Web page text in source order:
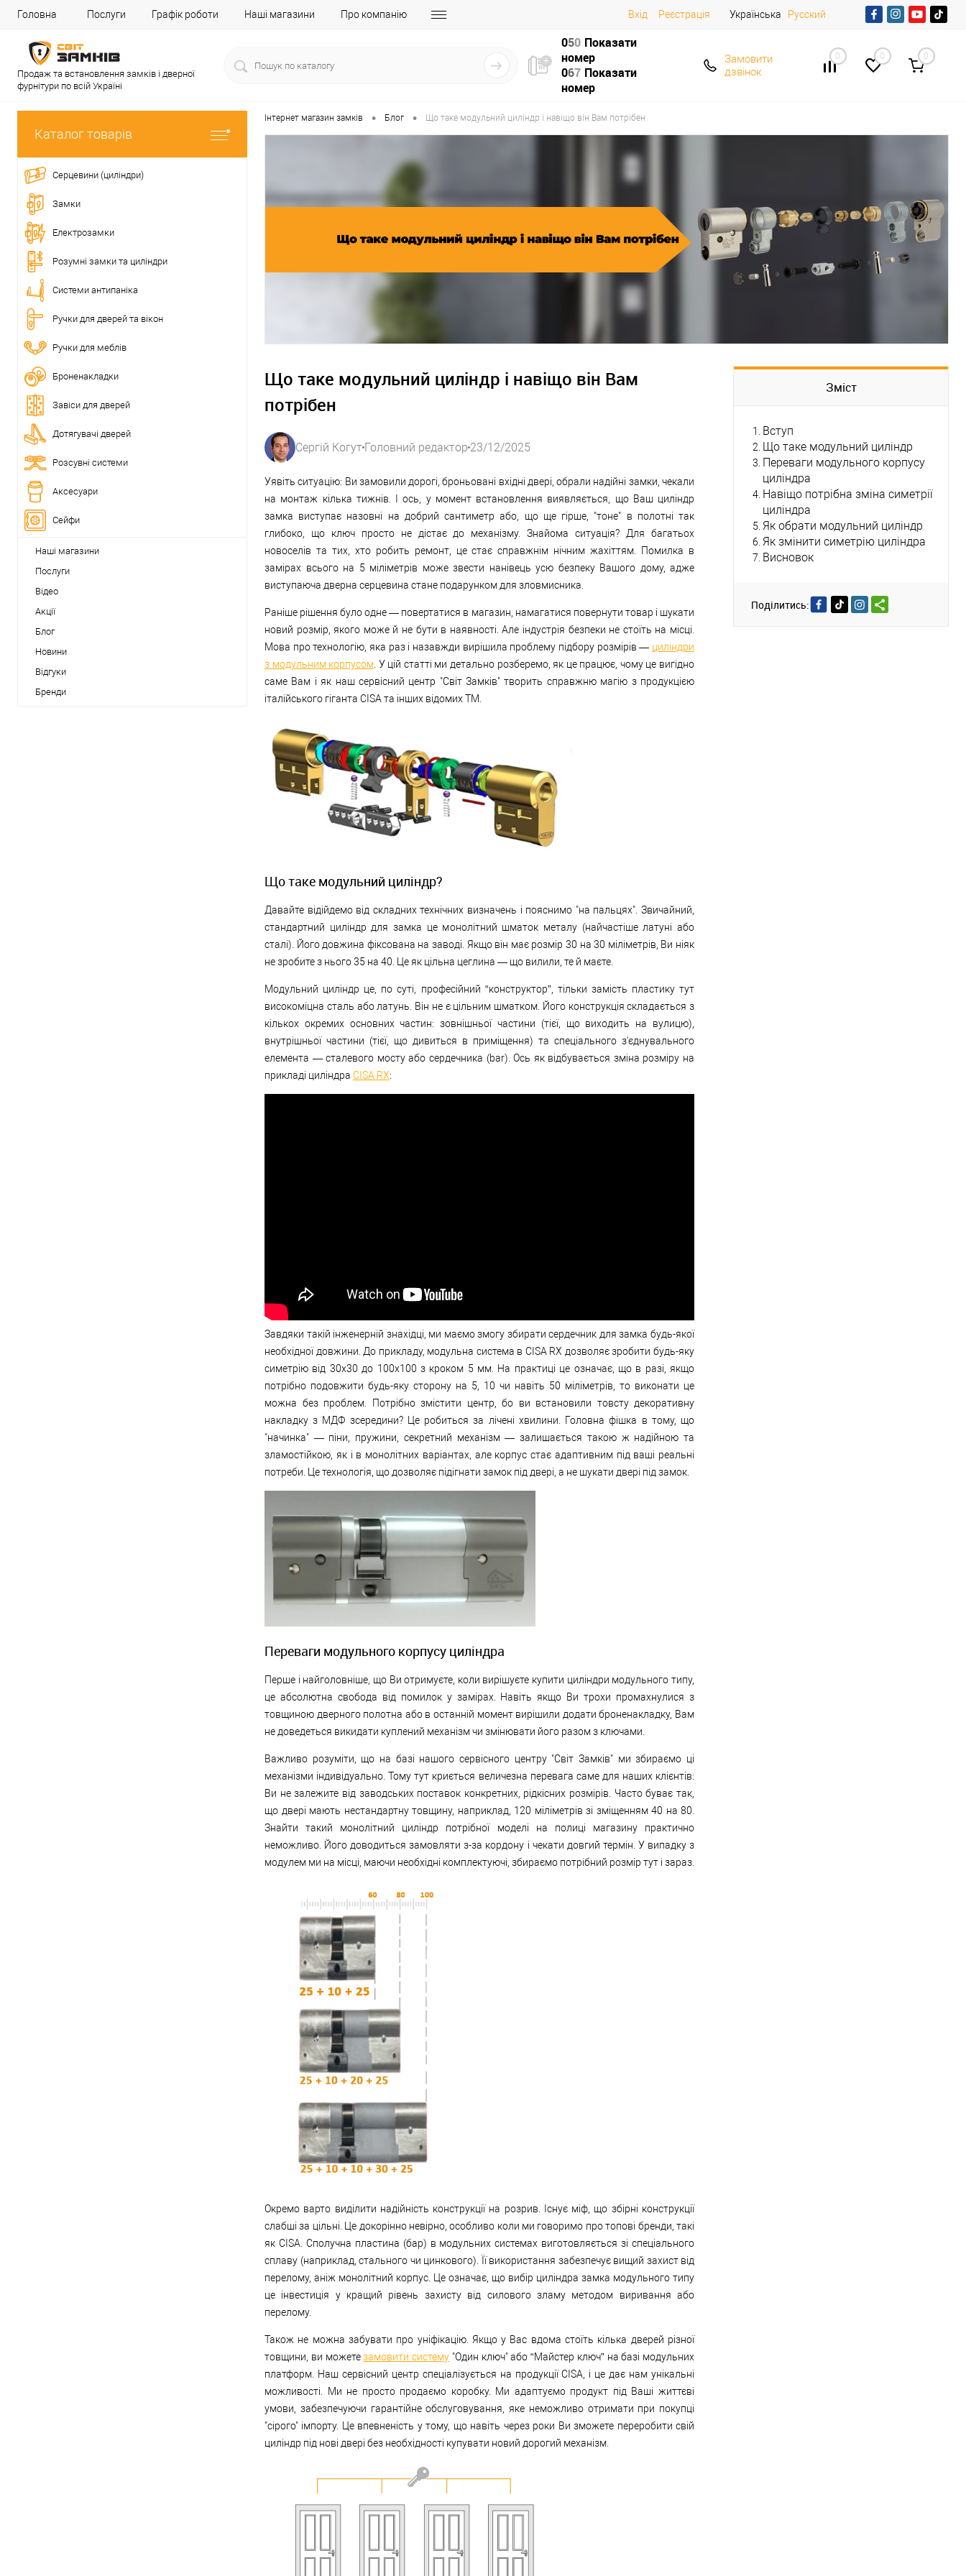
Головна Послуги Графік роботи Наші магазини Про компанію Вхід Реєстрація Українська Русский
Продаж та встановлення замків і дверної
фурнітури по всій Україні
050 Показати
номер
067 Показати
номер
Замовити
дзвінок
0 0 0
Каталог товарів
Серцевини (циліндри)
Замки
Електрозамки
Розумні замки та циліндри
Системи антипаніка
Ручки для дверей та вікон
Ручки для меблів
Броненакладки
Завіси для дверей
Дотягувачі дверей
Розсувні системи
Аксесуари
Сейфи
Наші магазини
Послуги
Відео
Акції
Блог
Новини
Відгуки
Бренди
Інтернет магазин замків • Блог • Що таке модульний циліндр і навіщо він Вам потрібен
Що таке модульний циліндр і навіщо він Вам
потрібен
Сергій Когут Головний редактор 23/12/2025
Уявіть ситуацію: Ви замовили дорогі, броньовані вхідні двері, обрали надійні замки, чекали
на монтаж кілька тижнів. І ось, у момент встановлення виявляється, що Ваш циліндр
замка виступає назовні на добрий сантиметр або, що ще гірше, "тоне" в полотні так
глибоко, що ключ просто не дістає до механізму. Знайома ситуація? Для багатьох
новоселів та тих, хто робить ремонт, це стає справжнім нічним жахіттям. Помилка в
замірах всього на 5 міліметрів може звести нанівець усю безпеку Вашого дому, адже
виступаюча дверна серцевина стане подарунком для зловмисника.
Раніше рішення було одне — повертатися в магазин, намагатися повернути товар і шукати
новий розмір, якого може й не бути в наявності. Але індустрія безпеки не стоїть на місці.
Мова про технологію, яка раз і назавжди вирішила проблему підбору розмірів — циліндри
з модульним корпусом. У цій статті ми детально розберемо, як це працює, чому це вигідно
саме Вам і як наш сервісний центр "Світ Замків" творить справжню магію з продукцією
італійського гіганта CISA та інших відомих ТМ.
Що таке модульний циліндр?
Давайте відійдемо від складних технічних визначень і пояснимо "на пальцях". Звичайний,
стандартний циліндр для замка це монолітний шматок металу (найчастіше латуні або
сталі). Його довжина фіксована на заводі. Якщо він має розмір 30 на 30 міліметрів, Ви ніяк
не зробите з нього 35 на 40. Це як цільна цеглина — що вилили, те й маєте.
Модульний циліндр це, по суті, професійний “конструктор”, тільки замість пластику тут
високоміцна сталь або латунь. Він не є цільним шматком. Його конструкція складається з
кількох окремих основних частин: зовнішньої частини (тієї, що виходить на вулицю),
внутрішньої частини (тієї, що дивиться в приміщення) та спеціального з'єднувального
елемента — сталевого мосту або сердечника (bar). Ось як відбувається зміна розміру на
прикладі циліндра CISA RX:
Завдяки такій інженерній знахідці, ми маємо змогу збирати сердечник для замка будь-якої
необхідної довжини. До прикладу, модульна система в CISA RX дозволяє зробити будь-яку
симетрію від 30х30 до 100х100 з кроком 5 мм. На практиці це означає, що в разі, якщо
потрібно подовжити будь-яку сторону на 5, 10 чи навіть 50 міліметрів, то виконати це
можна без проблем. Потрібно змістити центр, бо ви встановили товсту декоративну
накладку з МДФ зсередини? Це робиться за лічені хвилини. Головна фішка в тому, що
"начинка" — піни, пружини, секретний механізм — залишається такою ж надійною та
зламостійкою, як і в монолітних варіантах, але корпус стає адаптивним під ваші реальні
потреби. Це технологія, що дозволяє підігнати замок під двері, а не шукати двері під замок.
Переваги модульного корпусу циліндра
Перше і найголовніше, що Ви отримуєте, коли вирішуєте купити циліндри модульного типу,
це абсолютна свобода від помилок у замірах. Навіть якщо Ви трохи промахнулися з
товщиною дверного полотна або в останній момент вирішили додати броненакладку, Вам
не доведеться викидати куплений механізм чи змінювати його разом з ключами.
Важливо розуміти, що на базі нашого сервісного центру "Світ Замків" ми збираємо ці
механізми індивідуально. Тому тут криється величезна перевага саме для наших клієнтів:
Ви не залежите від заводських поставок конкретних, рідкісних розмірів. Часто буває так,
що двері мають нестандартну товщину, наприклад, 120 міліметрів зі зміщенням 40 на 80.
Знайти такий монолітний циліндр потрібної моделі на полиці магазину практично
неможливо. Його доводиться замовляти з-за кордону і чекати довгий термін. У випадку з
модулем ми на місці, маючи необхідні комплектуючі, збираємо потрібний розмір тут і зараз.
Окремо варто виділити надійність конструкції на розрив. Існує міф, що збірні конструкції
слабші за цільні. Це докорінно невірно, особливо коли ми говоримо про топові бренди, такі
як CISA. Сполучна пластина (бар) в модульних системах виготовляється зі спеціального
сплаву (наприклад, стального чи цинкового). Її використання забезпечує вищий захист від
перелому, аніж монолітний корпус. Це означає, що вибір циліндра замка модульного типу
це інвестиція у кращий рівень захисту від силового зламу методом виривання або
перелому.
Також не можна забувати про уніфікацію. Якщо у Вас вдома стоїть кілька дверей різної
товщини, ви можетезамовити систему "Один ключ" або “Майстер ключ” на базі модульних
платформ. Наш сервісний центр спеціалізується на продукції CISA, і це дає нам унікальні
можливості. Ми не просто продаємо коробку. Ми адаптуємо продукт під Ваші життєві
умови, забезпечуючи гарантійне обслуговування, яке неможливо отримати при покупці
"сірого" імпорту. Це впевненість у тому, що навіть через роки Ви зможете переробити свій
циліндр під нові двері без необхідності купувати новий дорогий механізм.
Зміст
Вступ
Що таке модульний циліндр
Переваги модульного корпусу
циліндра
Навіщо потрібна зміна симетрії
циліндра
Як обрати модульний циліндр
Як змінити симетрію циліндра
Висновок
Поділитись: